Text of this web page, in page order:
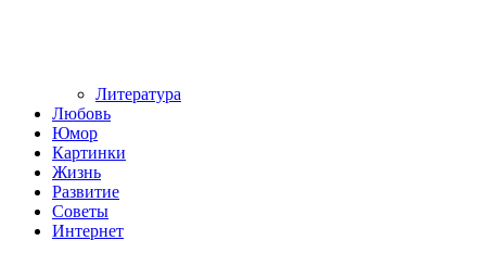
Литература
Любовь
Юмор
Картинки
Жизнь
Развитие
Советы
Интернет